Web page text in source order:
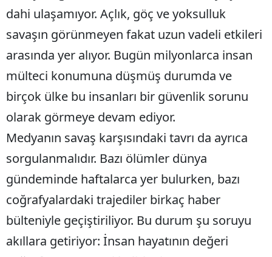
dahi ulaşamıyor. Açlık, göç ve yoksulluk
savaşın görünmeyen fakat uzun vadeli etkileri
arasında yer alıyor. Bugün milyonlarca insan
mülteci konumuna düşmüş durumda ve
birçok ülke bu insanları bir güvenlik sorunu
olarak görmeye devam ediyor.
Medyanın savaş karşısındaki tavrı da ayrıca
sorgulanmalıdır. Bazı ölümler dünya
gündeminde haftalarca yer bulurken, bazı
coğrafyalardaki trajediler birkaç haber
bülteniyle geçiştiriliyor. Bu durum şu soruyu
akıllara getiriyor: İnsan hayatının değeri